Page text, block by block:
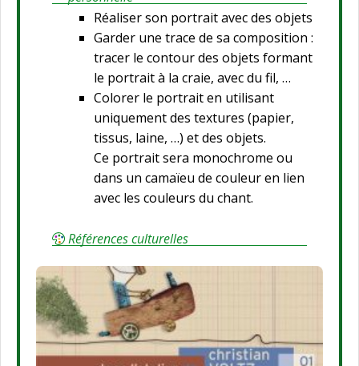
Réaliser son portrait avec des objets
Garder une trace de sa composition :
tracer le contour des objets formant
le portrait à la craie, avec du fil, …
Colorer le portrait en utilisant
uniquement des textures (papier,
tissus, laine, …) et des objets.
Ce portrait sera monochrome ou
dans un camaïeu de couleur en lien
avec les couleurs du chant.
Références culturelles